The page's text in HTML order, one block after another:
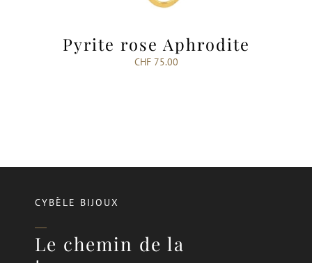
Pyrite rose Aphrodite
CHF75.00
CYBÈLE BIJOUX
Le chemin de la